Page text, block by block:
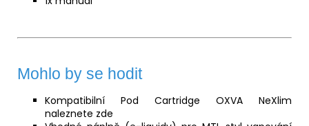
Mohlo by se hodit
Kompatibilní Pod Cartridge OXVA NeXlim
naleznete zde